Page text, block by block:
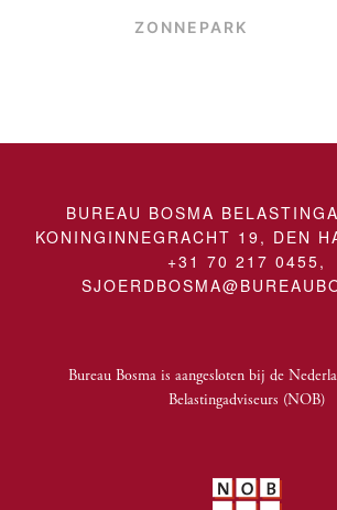
ZONNEPARK
BUREAU BOSMA
KONINGINNEGRACHT 19, DEN
+31 70 217 0455,
Bureau Bosma is aangesloten bij de
Belastingadviseurs (NOB)